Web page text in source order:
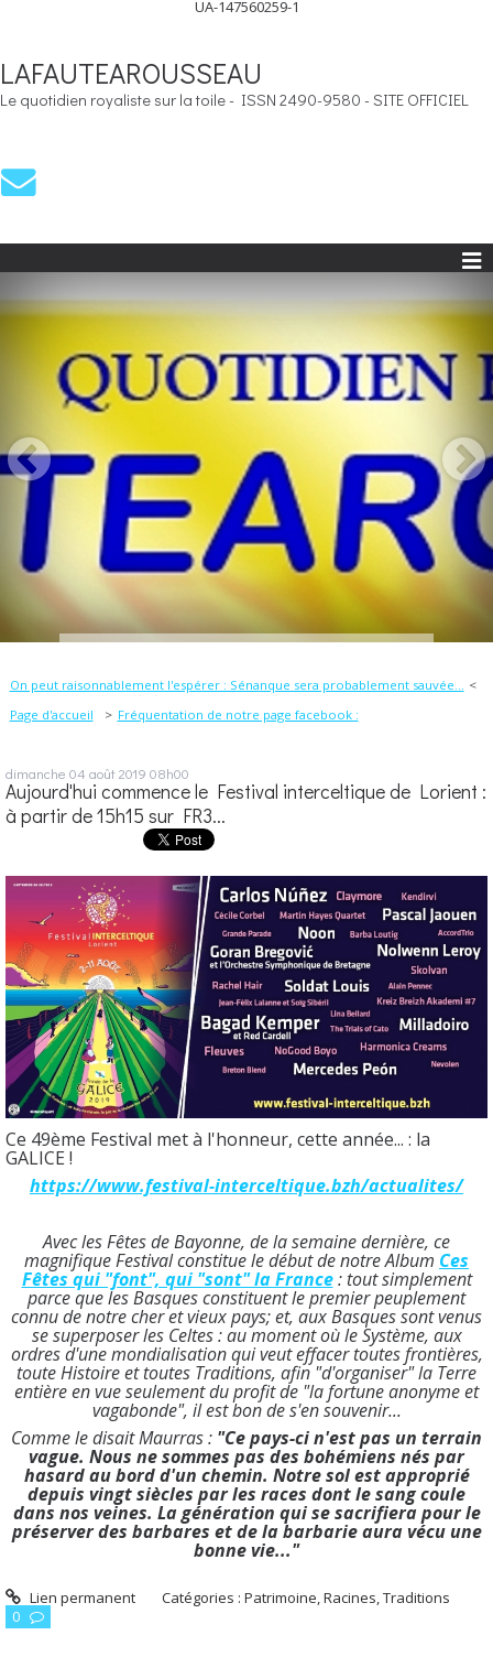
UA-147560259-1
LAFAUTEAROUSSEAU
Le quotidien royaliste sur la toile - ISSN 2490-9580 - SITE OFFICIEL
On peut raisonnablement l'espérer : Sénanque sera probablement sauvée...
Page d'accueil
Fréquentation de notre page facebook :
dimanche 04 août 2019 08h00
Aujourd'hui commence le Festival interceltique de Lorient :
à partir de 15h15 sur FR3...
Ce 49ème Festival met à l'honneur, cette année... : la
GALICE !
https://www.festival-interceltique.bzh/actualites/
Avec les Fêtes de Bayonne, de la semaine dernière, ce
magnifique Festival constitue le début de notre Album Ces
Fêtes qui "font", qui "sont" la France: tout simplement
parce que les Basques constituent le premier peuplement
connu de notre cher et vieux pays; et, aux Basques sont venus
se superposer les Celtes : au moment où le Système, aux
ordres d'une mondialisation qui veut effacer toutes frontières,
toute Histoire et toutes Traditions, afin "d'organiser" la Terre
entière en vue seulement du profit de "la fortune anonyme et
vagabonde", il est bon de s'en souvenir...
Comme le disait Maurras : "Ce pays-ci n'est pas un terrain
vague. Nous ne sommes pas des bohémiens nés par
hasard au bord d'un chemin. Notre sol est approprié
depuis vingt siècles par les races dont le sang coule
dans nos veines. La génération qui se sacrifiera pour le
préserver des barbares et de la barbarie aura vécu une
bonne vie..."
Lien permanent Catégories :Patrimoine, Racines, Traditions
0